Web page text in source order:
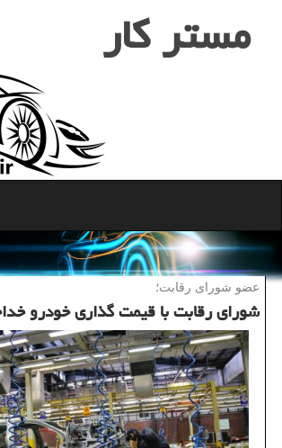
مستر كار
عضو شورای رقابت؛
شورای رقابت با قیمت گذاری خودرو